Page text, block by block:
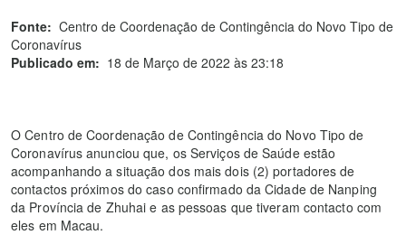
Fonte: Centro de Coordenação de Contingência do Novo Tipo de
Coronavírus
Publicado em: 18 de Março de 2022 às 23:18
O Centro de Coordenação de Contingência do Novo Tipo de
Coronavírus anunciou que, os Serviços de Saúde estão
acompanhando a situação dos mais dois (2) portadores de
contactos próximos do caso confirmado da Cidade de Nanping
da Província de Zhuhai e as pessoas que tiveram contacto com
eles em Macau.